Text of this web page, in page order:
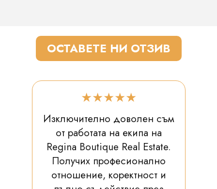
ОСТАВЕТЕ НИ ОТЗИВ
★★★★★
Изключително доволен съм
от работата на екипа на
Regina Boutique Real Estate.
Получих професионално
отношение, коректност и